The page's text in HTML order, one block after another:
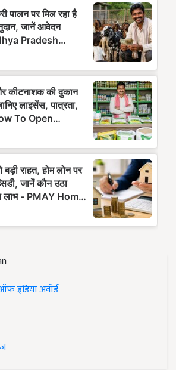
इंडिया अवॉर्ड